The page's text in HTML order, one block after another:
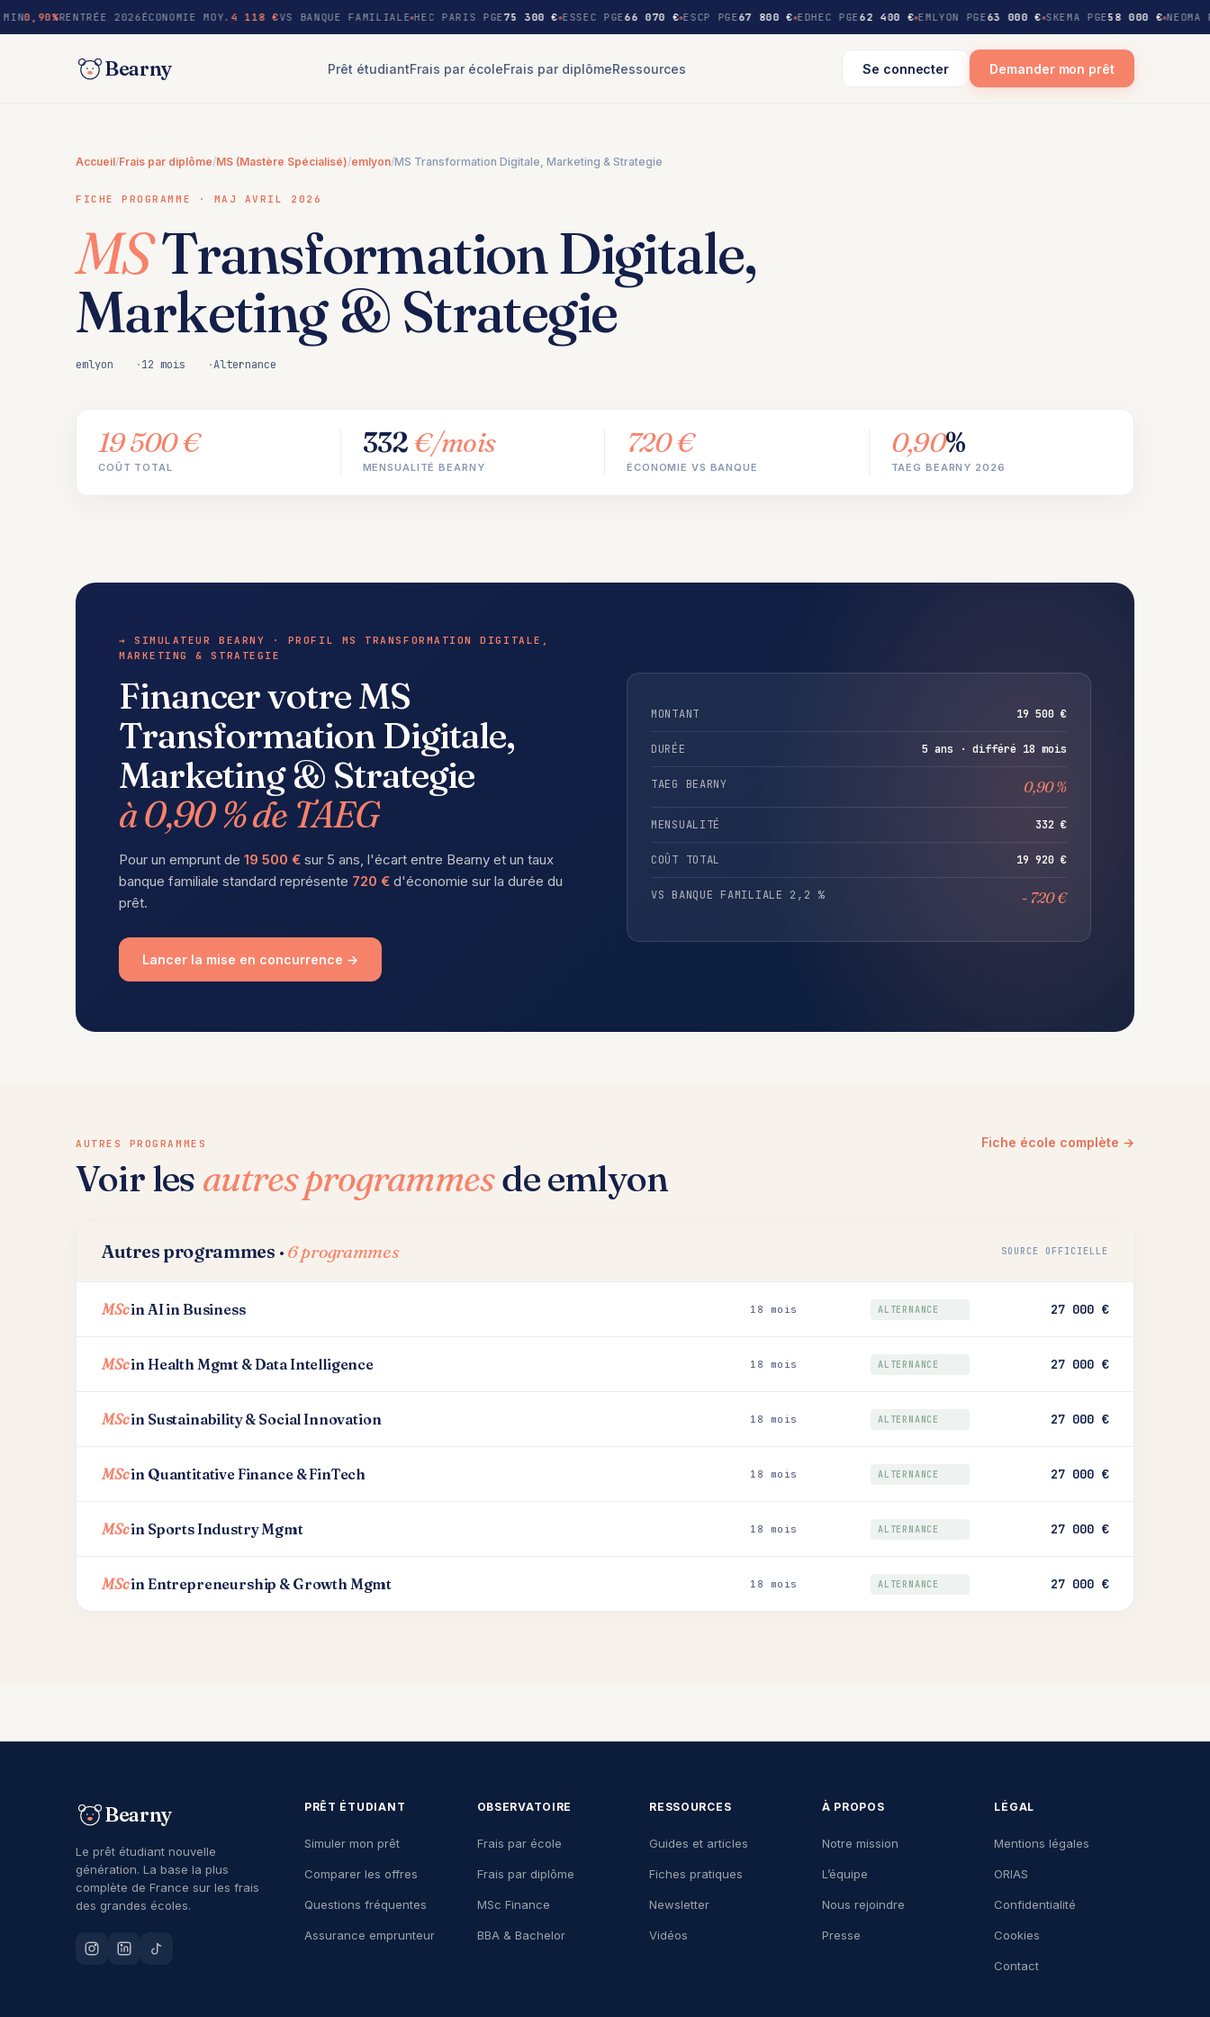
contenu
0,90%RENTRÉE 2026ÉCONOMIE MOY.4 118 €VS BANQUE FAMILIALE HEC PARIS PGE75 300 € ESSEC PGE66 070 € ESCP PGE67 800 € EDHEC PGE62 400 € EMLYON PGE63 000 € SKEMA PGE58 000 € NEOMA
Bearny Prêt étudiantFrais par écoleFrais par diplômeRessources Se connecter Demander mon prêt
Accueil/Frais par diplôme/MS (Mastère Spécialisé)/emlyon/MS Transformation Digitale, Marketing & Strategie
FICHE PROGRAMME · MAJ AVRIL 2026
MSTransformation Digitale,
Marketing & Strategie
emlyon 12 mois Alternance
19 500 €
COÛT TOTAL
332€/mois
MENSUALITÉ BEARNY
720 €
ÉCONOMIE VS BANQUE
0,90%
TAEG BEARNY 2026
→ SIMULATEUR BEARNY · PROFIL MS TRANSFORMATION DIGITALE,
MARKETING & STRATEGIE
Financer votre MS
Transformation Digitale,
Marketing & Strategie
à 0,90 % de TAEG
Pour un emprunt de 19 500 € sur 5 ans, l'écart entre Bearny et un taux
banque familiale standard représente 720 € d'économie sur la durée du
prêt.
Lancer la mise en concurrence →
MONTANT 19 500 €
DURÉE 5 ans · différé 18 mois
TAEG BEARNY 0,90 %
MENSUALITÉ 332 €
COÛT TOTAL 19 920 €
VS BANQUE FAMILIALE 2,2 % - 720 €
AUTRES PROGRAMMES
Voir les autres programmesde emlyon
Fiche école complète →
Autres programmes · 6 programmes SOURCE OFFICIELLE
MScin AI in Business 18 mois ALTERNANCE 27 000 €
MScin Health Mgmt & Data Intelligence 18 mois ALTERNANCE 27 000 €
MScin Sustainability & Social Innovation 18 mois ALTERNANCE 27 000 €
MScin Quantitative Finance & FinTech 18 mois ALTERNANCE 27 000 €
MScin Sports Industry Mgmt 18 mois ALTERNANCE 27 000 €
MScin Entrepreneurship & Growth Mgmt 18 mois ALTERNANCE 27 000 €
Bearny
Le prêt étudiant nouvelle
génération. La base la plus
complète de France sur les frais
des grandes écoles.
PRÊT ÉTUDIANT
Simuler mon prêt
Comparer les offres
Questions fréquentes
Assurance emprunteur
OBSERVATOIRE
Frais par école
Frais par diplôme
MSc Finance
BBA & Bachelor
RESSOURCES
Guides et articles
Fiches pratiques
Newsletter
Vidéos
À PROPOS
Notre mission
L’équipe
Nous rejoindre
Presse
LÉGAL
Mentions légales
ORIAS
Confidentialité
Cookies
Contact